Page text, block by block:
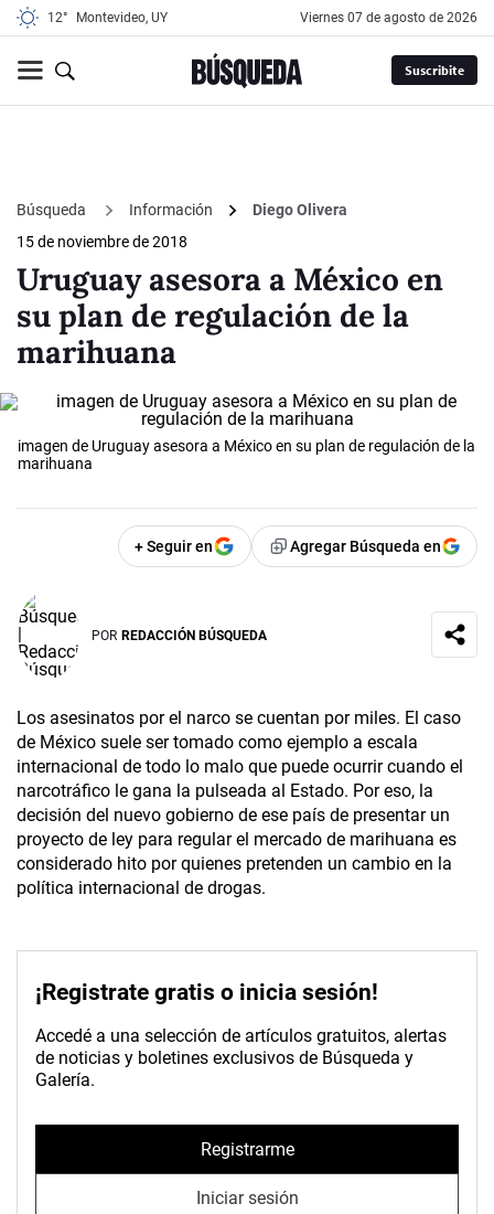
12° Montevideo, UY viernes 07 de agosto de 2026
Suscribite
Búsqueda Información
Diego Olivera
15 de noviembre de 2018
Uruguay asesora a México en
su plan de regulación de la
marihuana
imagen de Uruguay asesora a México en su plan de regulación de la
marihuana
+ Seguir en Agregar Búsqueda en
POR REDACCIÓN BÚSQUEDA
Los asesinatos por el narco se cuentan por miles. El caso
de México suele ser tomado como ejemplo a escala
internacional de todo lo malo que puede ocurrir cuando el
narcotráfico le gana la pulseada al Estado. Por eso, la
decisión del nuevo gobierno de ese país de presentar un
proyecto de ley para regular el mercado de marihuana es
considerado hito por quienes pretenden un cambio en la
política internacional de drogas.
¡Registrate gratis o inicia sesión!
Accedé a una selección de artículos gratuitos, alertas
de noticias y boletines exclusivos de Búsqueda y
Galería.
Registrarme
Iniciar sesión